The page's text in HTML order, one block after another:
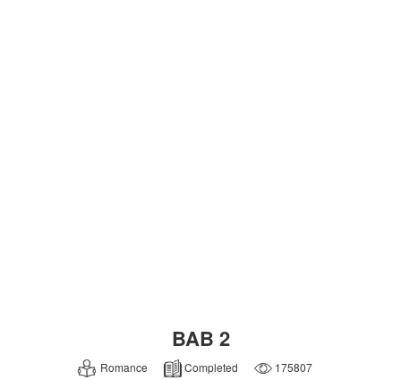
BAB 2
Romance Completed 175807